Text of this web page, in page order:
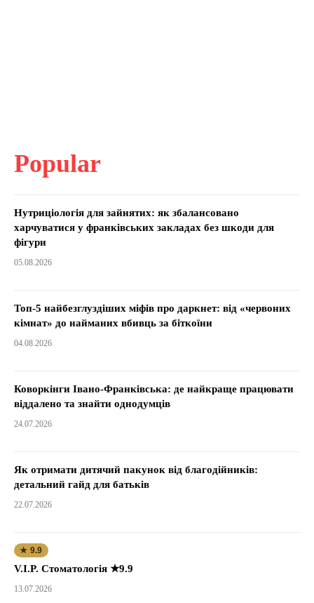
Popular
Нутриціологія для зайнятих: як збалансовано
харчуватися у франківських закладах без шкоди для
фігури
05.08.2026
Топ-5 найбезглуздіших міфів про даркнет: від «червоних
кімнат» до найманих вбивць за біткоїни
04.08.2026
Коворкінги Івано-Франківська: де найкраще працювати
віддалено та знайти однодумців
24.07.2026
Як отримати дитячий пакунок від благодійників:
детальний гайд для батьків
22.07.2026
★ 9.9
V.I.P. Стоматологія ★9.9
13.07.2026